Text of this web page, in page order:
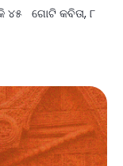
୪୫ ଗୋଟି କବିତା, ୮